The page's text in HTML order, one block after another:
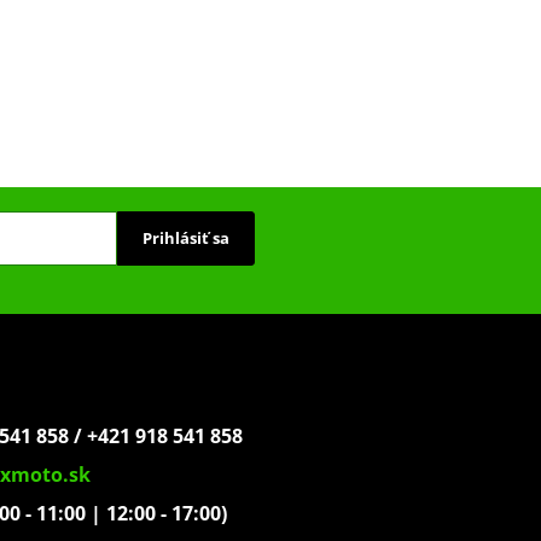
Prihlásiť sa
858 / +421 918 541 858
- 11:00 | 12:00 - 17:00)